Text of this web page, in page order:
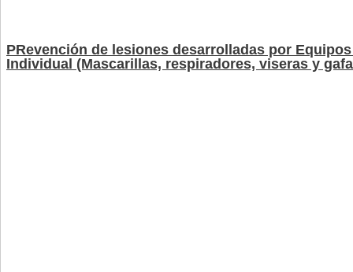
PRevención de lesiones desarrolladas por
Individual (Mascarillas, respiradores, viseras y